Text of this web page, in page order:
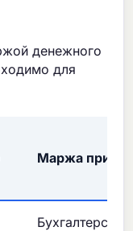
денежного
для
Маржа
Бухгалтерская